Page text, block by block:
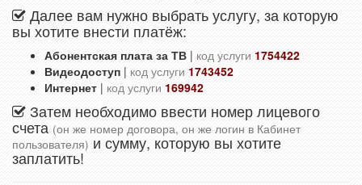
Далее вам нужно выбрать услугу, за которую
вы хотите внести платёж:
Абонентская плата за ТВ | код услуги 1754422
Видеодоступ | код услуги 1743452
Интернет | код услуги 169942
Затем необходимо ввести номер лицевого
счета (он же номер договора, он же логин в Кабинет
пользователя) и сумму, которую вы хотите
заплатить!